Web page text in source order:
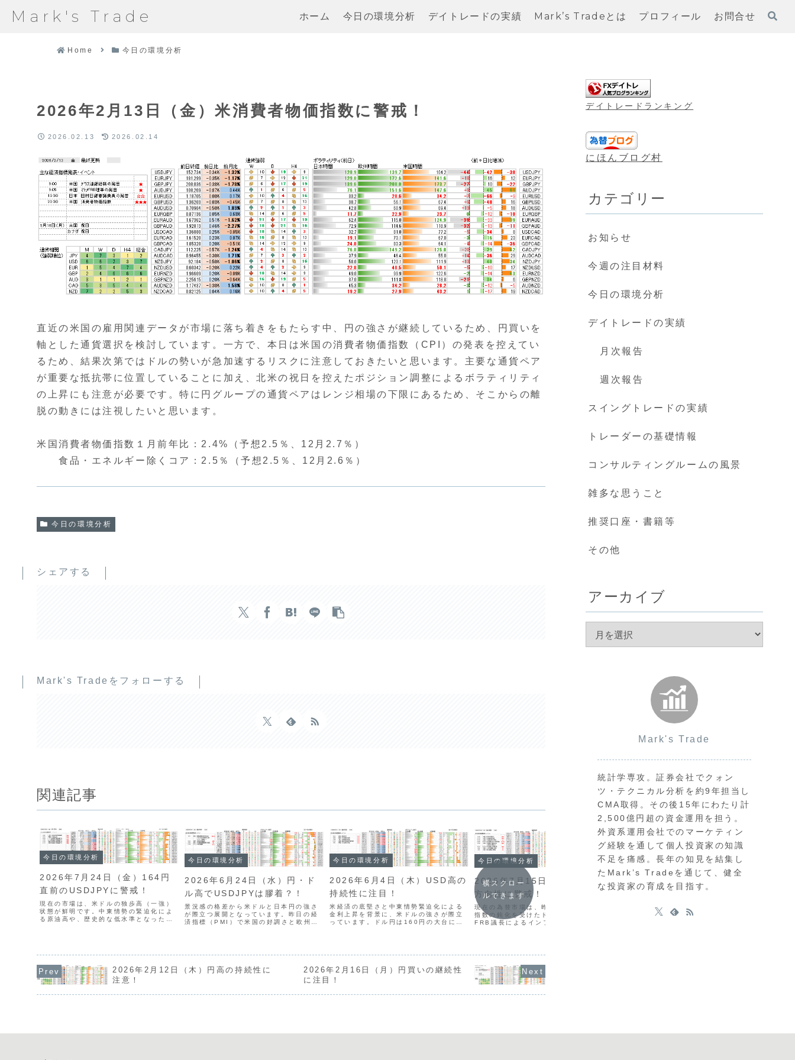
Mark's Trade ホーム 今日の環境分析 デイトレードの実績 Mark’s Tradeとは プロフィール お問合せ
Home 今日の環境分析
2026年2月13日（金）米消費者物価指数に警戒！
2026.02.13 2026.02.14
直近の米国の雇用関連データが市場に落ち着きをもたらす中、円の強さが継続しているため、円買いを
軸とした通貨選択を検討しています。一方で、本日は米国の消費者物価指数（CPI）の発表を控えてい
るため、結果次第ではドルの勢いが急加速するリスクに注意しておきたいと思います。主要な通貨ペア
が重要な抵抗帯に位置していることに加え、北米の祝日を控えたポジション調整によるボラティリティ
の上昇にも注意が必要です。特に円グループの通貨ペアはレンジ相場の下限にあるため、そこからの離
脱の動きには注視したいと思います。
米国消費者物価指数１月前年比：2.4%（予想2.5％、12月2.7％）
食品・エネルギー除くコア：2.5％（予想2.5％、12月2.6％）
今日の環境分析
シェアする
Mark's Tradeをフォローする
関連記事
今日の環境分析
2026年7月24日（金）164円
直前のUSDJPYに警戒！
現在の市場は、米ドルの独歩高（一強）
状態が鮮明です。中東情勢の緊迫化によ
る原油高や、歴史的な低水準となった米
今日の環境分析
2026年6月24日（水）円・ド
ル高でUSDJPYは膠着？！
景況感の格差から米ドルと日本円の強さ
が際立つ展開となっています。昨日の経
済指標（PMI）で米国の好調さと欧州の
今日の環境分析
2026年6月4日（木）USD高の
持続性に注目！
米経済の底堅さと中東情勢緊迫化による
金利上昇を背景に、米ドルの強さが際立
っています。ドル円は160円の大台に達
今日の環境分析
2026年7月15日（水）USDの
方向性に警戒！
現在の為替市場は、昨日の米消費者物価
指数の鈍化を受けたドル安と、その後の
FRB議長によるインフレ抑制発言による
りしない中で、豪ドルな...
今日の環境分析
2026年7月21日（火）地政学
リスクに警戒！
本日は、停滞していた昨日から徐々に動
きが出始めたと考えています。英国の新
横スクロー
ルできます
2026年2月12日（木）円高の持続性に
注意！
2026年2月16日（月）円買いの継続性
に注目！
デイトレードランキング
にほんブログ村
カテゴリー
お知らせ
今週の注目材料
今日の環境分析
デイトレードの実績
月次報告
週次報告
スイングトレードの実績
トレーダーの基礎情報
コンサルティングルームの風景
雑多な思うこと
推奨口座・書籍等
その他
アーカイブ
Mark's Trade
統計学専攻。証券会社でクォン
ツ・テクニカル分析を約9年担当し
CMA取得。その後15年にわたり計
2,500億円超の資金運用を担う。
外資系運用会社でのマーケティン
グ経験を通して個人投資家の知識
不足を痛感。長年の知見を結集し
たMark’s Tradeを通じて、健全
な投資家の育成を目指す。